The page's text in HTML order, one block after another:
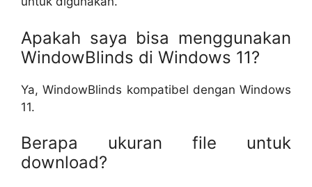
Apakah saya bisa menggunakan
WindowBlinds di Windows 11?
Ya, WindowBlinds kompatibel dengan Windows
11.
Berapa ukuran file untuk
download?